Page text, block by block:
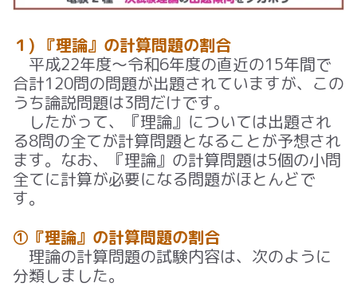
１) 『理論』の計算問題の割合
平成22年度～令和6年度の直近の15年間で
合計120問の問題が出題されていますが、この
うち論説問題は3問だけです。
したがって、『理論』については出題され
る8問の全てが計算問題となることが予想され
ます。なお、『理論』の計算問題は5個の小問
全てに計算が必要になる問題がほとんどで
す。
①『理論』の計算問題の割合
理論の計算問題の試験内容は、次のように
分類しました。